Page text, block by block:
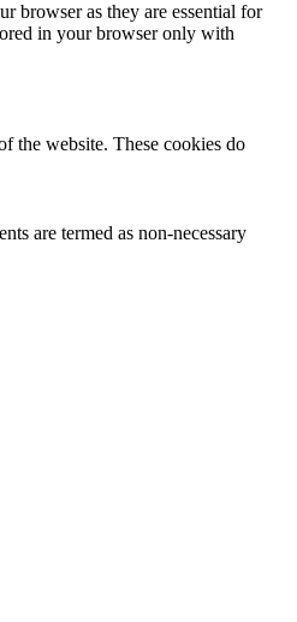
browser as they are essential for
in your browser only with
the website. These cookies do
are termed as non-necessary